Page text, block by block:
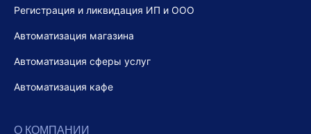
Регистрация и ликвидация ИП и ООО
Автоматизация магазина
Автоматизация сферы услуг
Автоматизация кафе
О КОМПАНИИ